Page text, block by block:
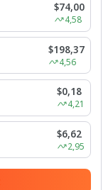
$74,00
4,58
$198,37
4,56
$0,18
4,21
$6,62
2,95